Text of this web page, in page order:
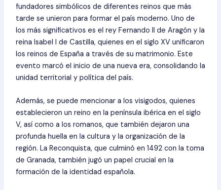
fundadores simbólicos de diferentes reinos que más
tarde se unieron para formar el país moderno. Uno de
los más significativos es el rey Fernando II de Aragón y la
reina Isabel I de Castilla, quienes en el siglo XV unificaron
los reinos de España a través de su matrimonio. Este
evento marcó el inicio de una nueva era, consolidando la
unidad territorial y política del país.
Además, se puede mencionar a los visigodos, quienes
establecieron un reino en la península ibérica en el siglo
V, así como a los romanos, que también dejaron una
profunda huella en la cultura y la organización de la
región. La Reconquista, que culminó en 1492 con la toma
de Granada, también jugó un papel crucial en la
formación de la identidad española.